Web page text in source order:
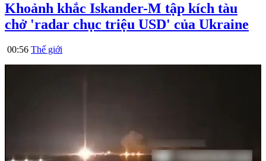
Khoảnh khắc Iskander-M tập kích tàu
chở 'radar chục triệu USD' của Ukraine
00:56 Thế giới